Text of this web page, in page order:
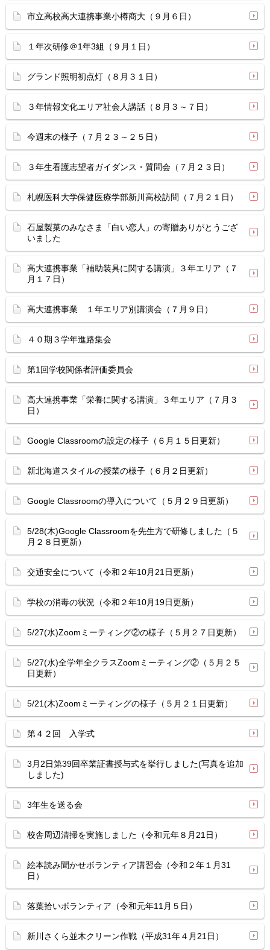
市立高校高大連携事業小樽商大（９月６日）
１年次研修＠1年3組（９月１日）
グランド照明初点灯（８月３１日）
３年情報文化エリア社会人講話（８月３～７日）
今週末の様子（７月２３～２５日）
３年生看護志望者ガイダンス・質問会（７月２３日）
札幌医科大学保健医療学部新川高校訪問（７月２１日）
石屋製菓のみなさま「白い恋人」の寄贈ありがとうござ
いました
高大連携事業「補助装具に関する講演」３年エリア（７
月１７日）
高大連携事業 １年エリア別講演会（７月９日）
４０期３学年進路集会
第1回学校関係者評価委員会
高大連携事業「栄養に関する講演」３年エリア（７月３
日）
Google Classroomの設定の様子（６月１５日更新）
新北海道スタイルの授業の様子（６月２日更新）
Google Classroomの導入について（５月２９日更新）
5/28(木)Google Classroomを先生方で研修しました（５
月２８日更新）
交通安全について（令和２年10月21日更新）
学校の消毒の状況（令和２年10月19日更新）
5/27(水)Zoomミーティング②の様子（５月２７日更新）
5/27(水)全学年全クラスZoomミーティング②（５月２５
日更新）
5/21(木)Zoomミーティングの様子（５月２１日更新）
第４２回 入学式
3月2日第39回卒業証書授与式を挙行しました(写真を追加
しました)
3年生を送る会
校舎周辺清掃を実施しました（令和元年８月21日）
絵本読み聞かせボランティア講習会（令和２年１月31
日）
落葉拾いボランティア（令和元年11月５日）
新川さくら並木クリーン作戦（平成31年４月21日）